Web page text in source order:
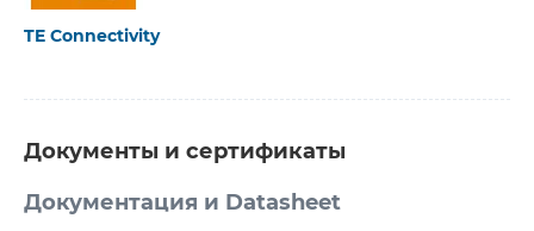
TE Connectivity
Документы и сертификаты
Документация и Datasheet